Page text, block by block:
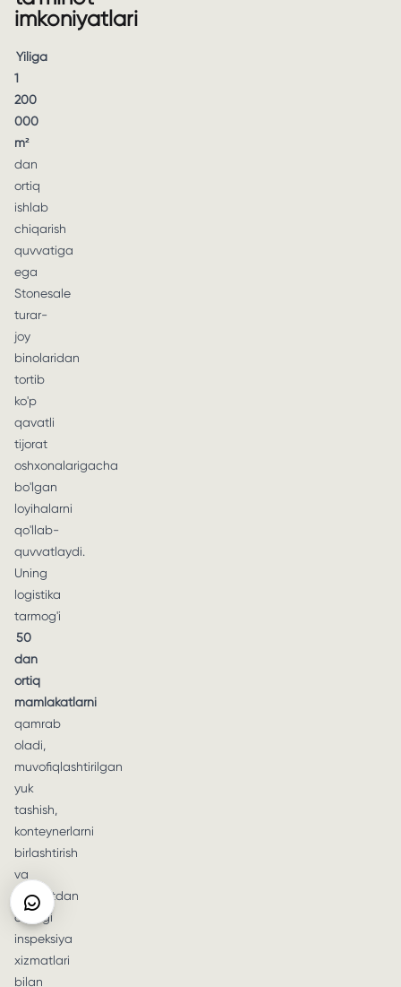
imkoniyatlari
Yiliga
1
200
000
m²
dan
ortiq
ishlab
chiqarish
quvvatiga
ega
Stonesale
turar-
joy
binolaridan
tortib
ko'p
qavatli
tijorat
oshxonalarigacha
bo'lgan
loyihalarni
qo'llab-
quvvatlaydi.
Uning
logistika
tarmog'i
50
dan
ortiq
mamlakatlarni
qamrab
oladi,
muvofiqlashtirilgan
yuk
tashish,
konteynerlarni
birlashtirish
va
eksportdan
oldingi
inspeksiya
xizmatlari
bilan